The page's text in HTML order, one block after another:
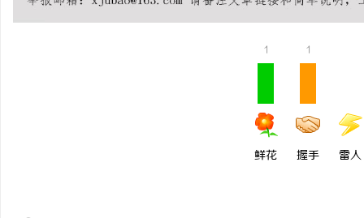
1
鲜花
1
握手 雷人